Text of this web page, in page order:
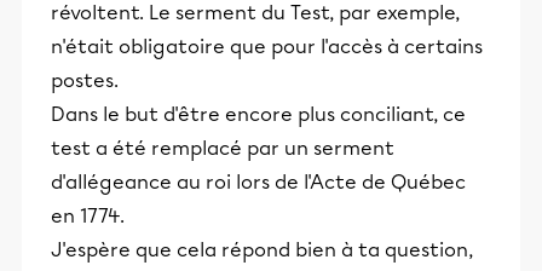
révoltent. Le serment du Test, par exemple,
n'était obligatoire que pour l'accès à certains
postes.
Dans le but d'être encore plus conciliant, ce
test a été remplacé par un serment
d'allégeance au roi lors de l'Acte de Québec
en 1774.
J'espère que cela répond bien à ta question,